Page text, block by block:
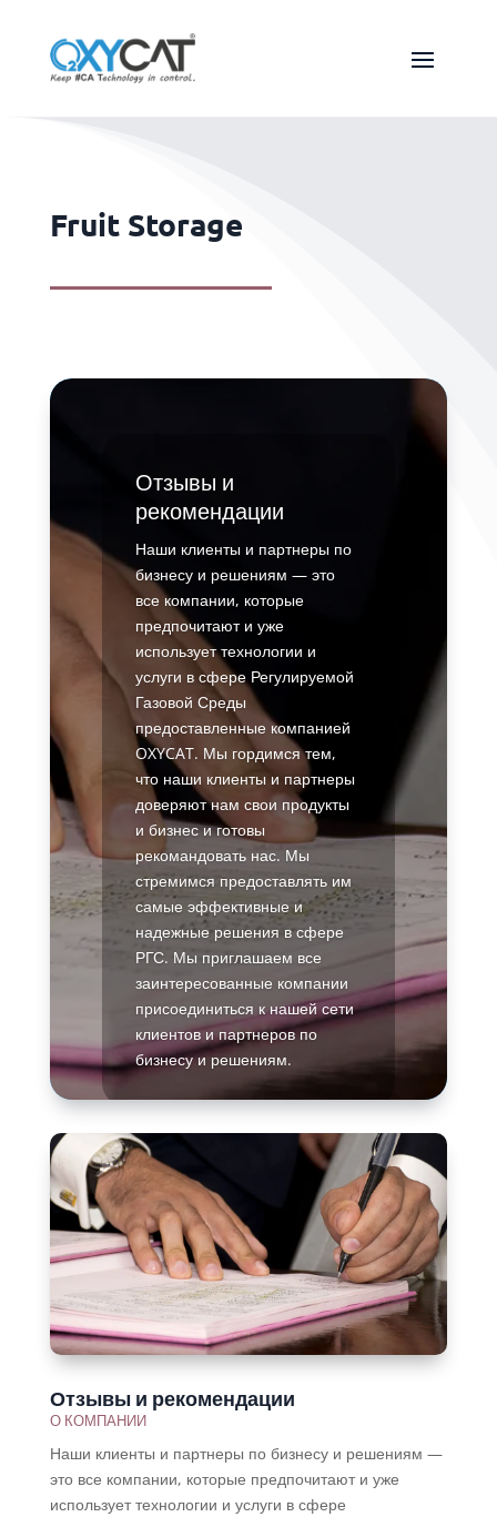
Fruit Storage
Отзывы и
рекомендации
Наши клиенты и партнеры по
бизнесу и решениям — это
все компании, которые
предпочитают и уже
использует технологии и
услуги в сфере Регулируемой
Газовой Среды
предоставленные компанией
OXYCAT. Мы гордимся тем,
что наши клиенты и партнеры
доверяют нам свои продукты
и бизнес и готовы
рекомандовать нас. Мы
стремимся предоставлять им
самые эффективные и
надежные решения в сфере
РГС. Мы приглашаем все
заинтересованные компании
присоединиться к нашей сети
клиентов и партнеров по
бизнесу и решениям.
Подробнее
Отзывы и рекомендации
О КОМПАНИИ
Наши клиенты и партнеры по бизнесу и решениям —
это все компании, которые предпочитают и уже
использует технологии и услуги в сфере